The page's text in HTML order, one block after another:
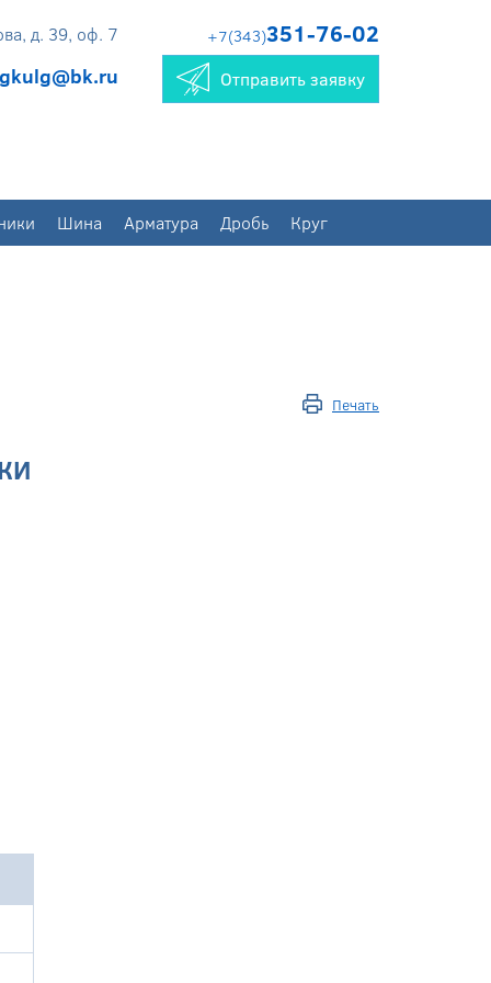
д. 39, оф. 7
gkulg@bk.ru
+7(343)351-76-02
Отправить заявку
Шина Арматура Дробь Круг
Печать